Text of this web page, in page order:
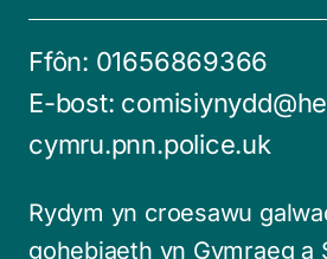
Ffôn: 01656869366
E-bost:
cymru.pnn.police.uk
Rydym yn croesawu
gohebiaeth yn Gymraeg a